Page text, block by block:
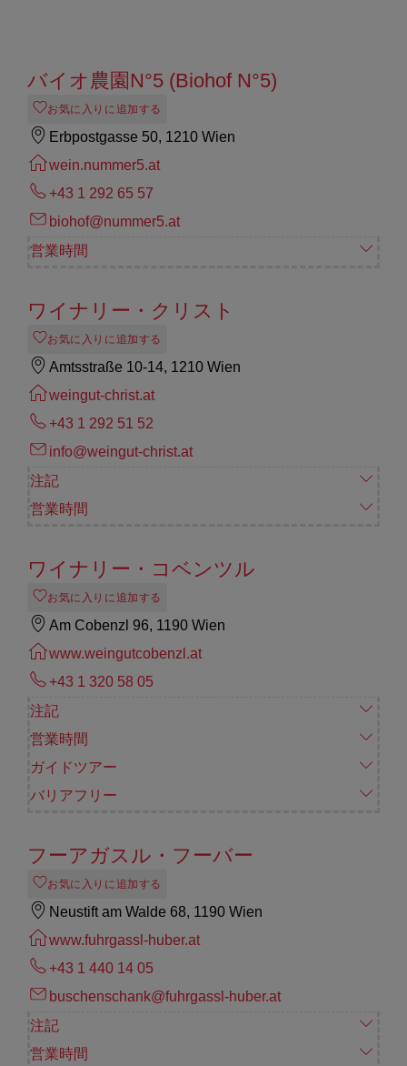
バイオ農園N°5 (Biohof N°5)
お気に入りに追加する
Erbpostgasse 50, 1210 Wien
wein.nummer5.at
+43 1 292 65 57
biohof@nummer5.at
営業時間
ワイナリー・クリスト
お気に入りに追加する
Amtsstraße 10-14, 1210 Wien
weingut-christ.at
+43 1 292 51 52
info@weingut-christ.at
注記
営業時間
ワイナリー・コベンツル
お気に入りに追加する
Am Cobenzl 96, 1190 Wien
www.weingutcobenzl.at
+43 1 320 58 05
注記
営業時間
ガイドツアー
バリアフリー
フーアガスル・フーバー
お気に入りに追加する
Neustift am Walde 68, 1190 Wien
www.fuhrgassl-huber.at
+43 1 440 14 05
buschenschank@fuhrgassl-huber.at
注記
営業時間